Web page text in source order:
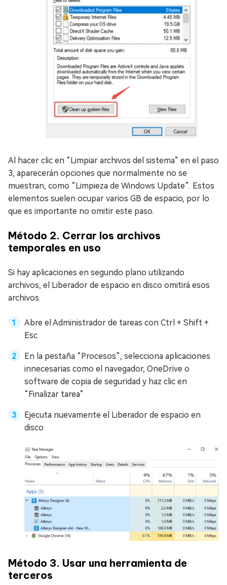
Al hacer clic en “Limpiar archivos del sistema” en el paso
3, aparecerán opciones que normalmente no se
muestran, como “Limpieza de Windows Update”. Estos
elementos suelen ocupar varios GB de espacio, por lo
que es importante no omitir este paso.
Método 2. Cerrar los archivos
temporales en uso
Si hay aplicaciones en segundo plano utilizando
archivos, el Liberador de espacio en disco omitirá esos
archivos.
Abre el Administrador de tareas con Ctrl + Shift +
Esc
En la pestaña “Procesos”, selecciona aplicaciones
innecesarias como el navegador, OneDrive o
software de copia de seguridad y haz clic en
“Finalizar tarea”
Ejecuta nuevamente el Liberador de espacio en
disco
Método 3. Usar una herramienta de
terceros